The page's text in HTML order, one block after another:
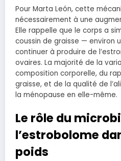
Pour Marta León, cette
nécessairement à une
Elle rappelle que le corps a
coussin de graisse — environ
continuer à produire de
ovaires. La majorité de la
composition corporelle, du
graisse, et de la qualité de
la ménopause en elle-même.
Le rôle du
l’estrobolome
poids